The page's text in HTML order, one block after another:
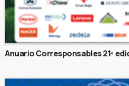
Anuario Corresponsables 21ª